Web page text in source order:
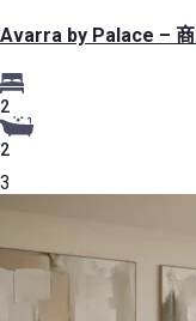
Avarra by Palace –
2
2
3